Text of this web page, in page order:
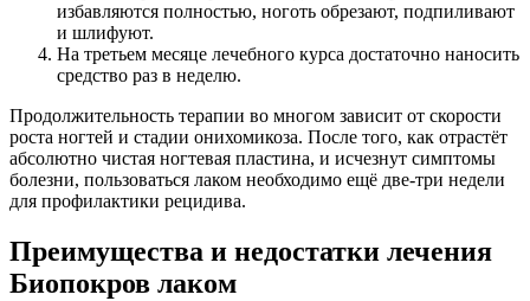
избавляются полностью, ноготь обрезают, подпиливают
и шлифуют.
На третьем месяце лечебного курса достаточно наносить
средство раз в неделю.
Продолжительность терапии во многом зависит от скорости
роста ногтей и стадии онихомикоза. После того, как отрастёт
абсолютно чистая ногтевая пластина, и исчезнут симптомы
болезни, пользоваться лаком необходимо ещё две-три недели
для профилактики рецидива.
Преимущества и недостатки лечения
Биопокров лаком